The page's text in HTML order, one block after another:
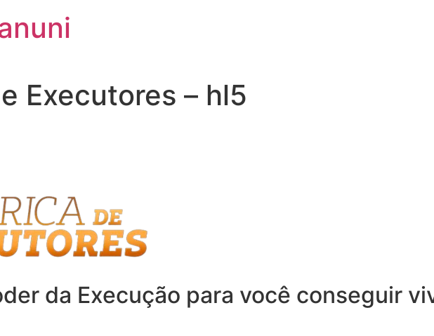
Executores – hl5
da Execução para você conseguir